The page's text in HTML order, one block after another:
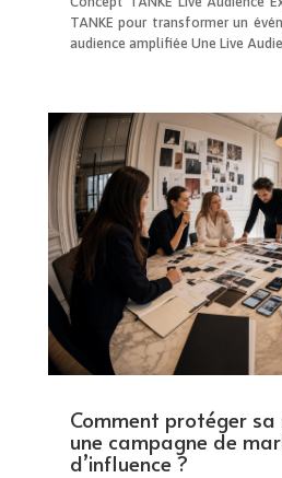
TANKE pour transformer un
audience amplifiée Une Live
Comment protéger
une campagne de
d’influence ?